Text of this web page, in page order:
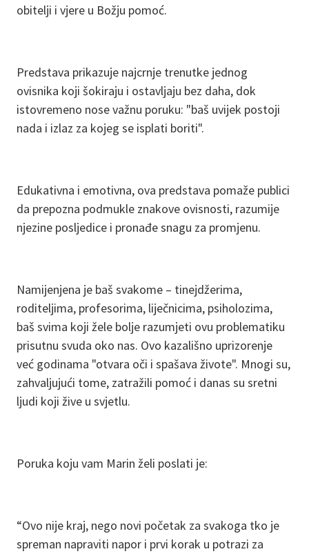
obitelji i vjere u Božju pomoć.
Predstava prikazuje najcrnje trenutke jednog
ovisnika koji šokiraju i ostavljaju bez daha, dok
istovremeno nose važnu poruku: "baš uvijek postoji
nada i izlaz za kojeg se isplati boriti".
Edukativna i emotivna, ova predstava pomaže publici
da prepozna podmukle znakove ovisnosti, razumije
njezine posljedice i pronađe snagu za promjenu.
Namijenjena je baš svakome – tinejdžerima,
roditeljima, profesorima, liječnicima, psiholozima,
baš svima koji žele bolje razumjeti ovu problematiku
prisutnu svuda oko nas. Ovo kazališno uprizorenje
već godinama "otvara oči i spašava živote". Mnogi su,
zahvaljujući tome, zatražili pomoć i danas su sretni
ljudi koji žive u svjetlu.
Poruka koju vam Marin želi poslati je:
“Ovo nije kraj, nego novi početak za svakoga tko je
spreman napraviti napor i prvi korak u potrazi za